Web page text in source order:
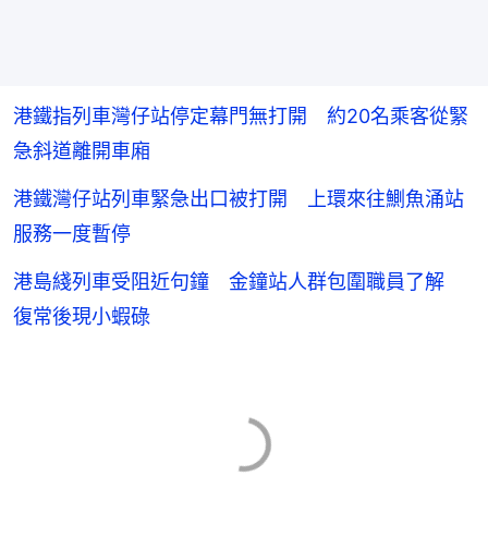
港鐵指列車灣仔站停定幕門無打開 約20名乘客從緊
急斜道離開車廂
港鐵灣仔站列車緊急出口被打開 上環來往鰂魚涌站
服務一度暫停
港島綫列車受阻近句鐘 金鐘站人群包圍職員了解
復常後現小蝦碌